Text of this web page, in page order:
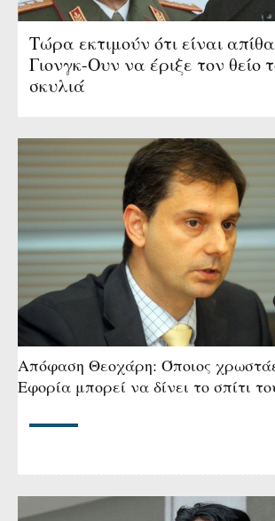
Τώρα εκτιμούν ότι είναι
Γιονγκ-Ουν να έριξε τον θείο
σκυλιά
Απόφαση Θεοχάρη: Όποιος
Εφορία μπορεί να δίνει το σπίτι